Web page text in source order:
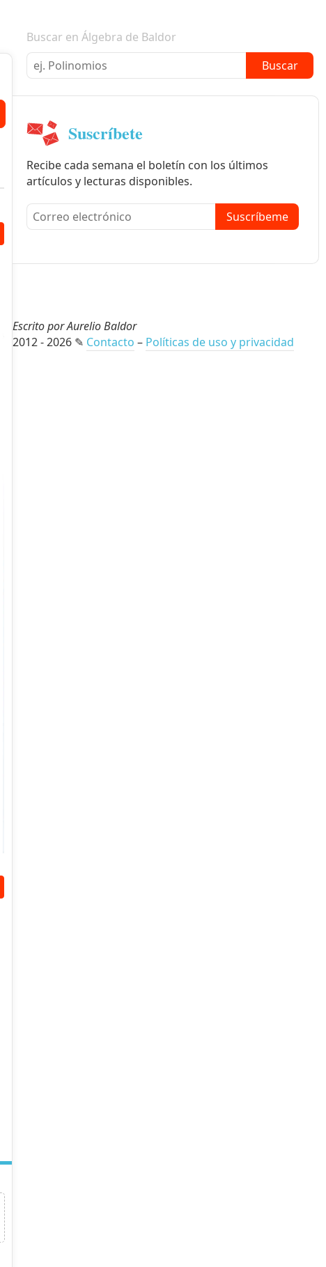
Boletín informativo
Buscar en Álgebra de Baldor
Buscar
Suscríbete
Recibe cada semana el boletín con los últimos
artículos y lecturas disponibles.
Suscríbeme
Escrito por Aurelio Baldor
2012 - 2026 ✎ Contacto – Políticas de uso y privacidad